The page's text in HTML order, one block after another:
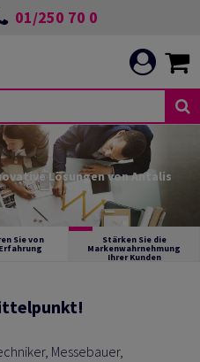
01/250 70 0
Lösungen von Antalis
Sie von Stärken Sie die
Markenwahrnehmung
Ihrer Kunden
Messebauer,